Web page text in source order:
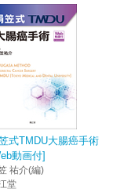
式TMDU大腸癌手術
動画付]
祐介(編)
堂